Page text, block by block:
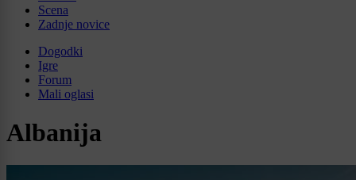
Scena
Zadnje novice
Dogodki
Igre
Forum
Mali oglasi
Albanija